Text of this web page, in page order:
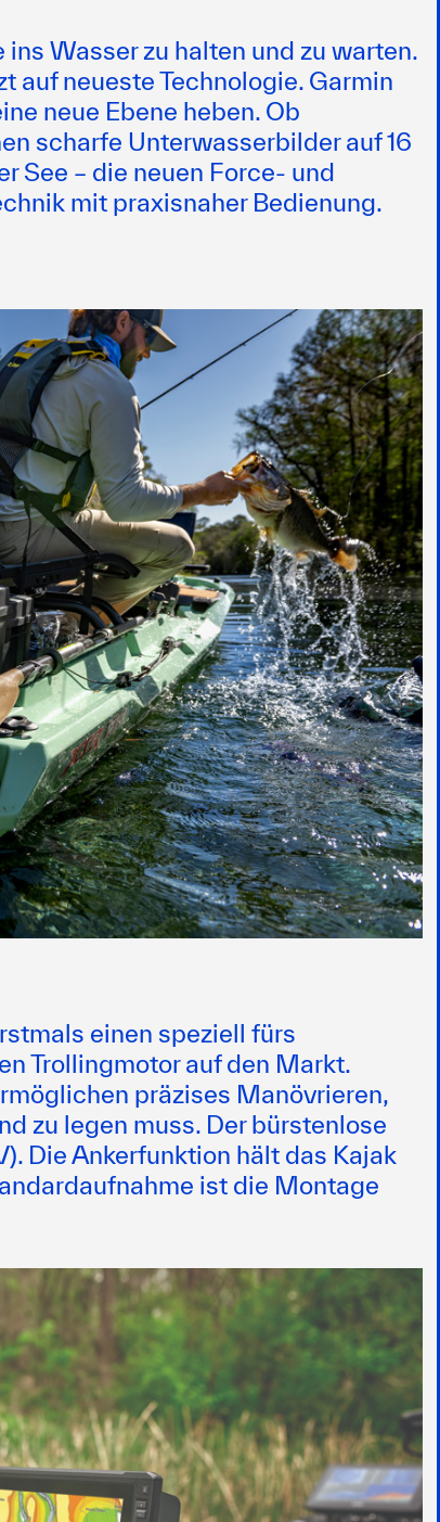
Wasser zu halten und zu warten.
auf neueste Technologie. Garmin
neue Ebene heben. Ob
scharfe Unterwasserbilder auf 16
See – die neuen Force- und
mit praxisnaher Bedienung.
einen speziell fürs
Trollingmotor auf den Markt.
präzises Manövrieren,
zu legen muss. Der bürstenlose
Die Ankerfunktion hält das Kajak
ist die Montage